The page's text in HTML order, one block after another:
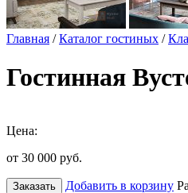
Главная /Каталог гостиных /
Гостинная
Цена:
от 30 000 руб.
Заказать Добавить в корзину